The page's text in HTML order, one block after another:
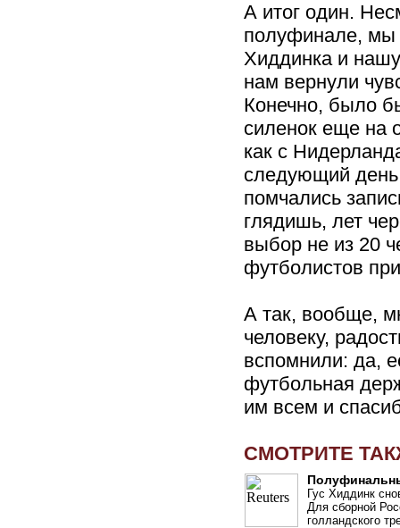
А итог один.
полуфинале, мы
Хиддинка и
нам вернули
Конечно, было
силенок еще на
как с
следующий
помчались
глядишь, лет
выбор не из 20
футболистов
А так, вообще,
человеку,
вспомнили: да,
футбольная
им всем и
СМОТРИТЕ
Гус Хиддинк
Для сборной
голландского